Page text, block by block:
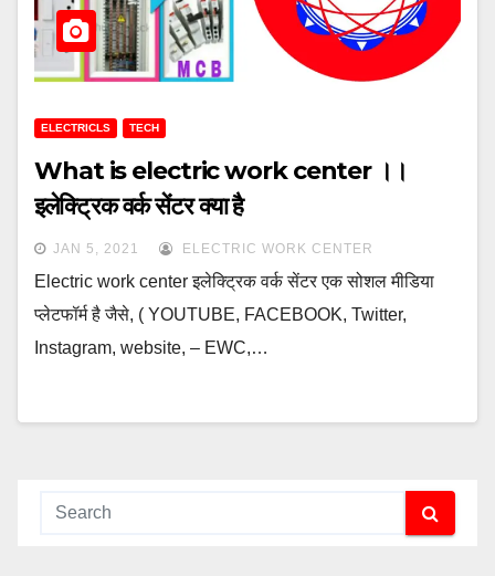
ELECTRICLS TECH
What is electric work center ।।
इलेक्ट्रिक वर्क सेंटर क्या है
JAN 5, 2021 ELECTRIC WORK CENTER
Electric work center इलेक्ट्रिक वर्क सेंटर एक सोशल मीडिया
प्लेटफॉर्म है जैसे, ( YOUTUBE, FACEBOOK, Twitter,
Instagram, website, – EWC,…